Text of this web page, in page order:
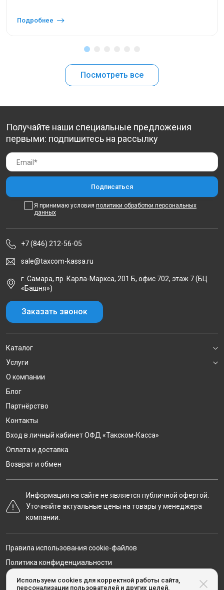
Подробнее
Посмотреть все
Используем cookies для корректной работы сайта,
персонализации пользователей и других целей,
Получайте наши специальные предложения
первыми: подпишитесь на рассылку
Я принимаю условия политики обработки персональных
данных
+7 (846) 212-56-05
sale@taxcom-kassa.ru
г. Самара, пр. Карла-Маркса, 201 Б, офис 702, этаж 7 (БЦ
«Башня»)
Заказать звонок
Каталог
Услуги
О компании
Блог
Партнёрство
Контакты
Вход в личный кабинет ОФД «Такском-Касса»
Оплата и доставка
Возврат и обмен
Информация на сайте не является публичной офертой.
Уточняйте актуальные цены на товары у менеджера
компании.
Правила использования cookie-файлов
Политика конфиденциальности
Карта сайта